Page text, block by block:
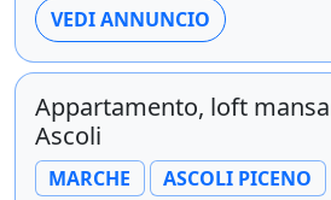
VEDI ANNUNCIO
Appartamento, loft
Ascoli
MARCHE ASCOLI PICENO